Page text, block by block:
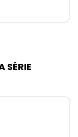
SÉRIE